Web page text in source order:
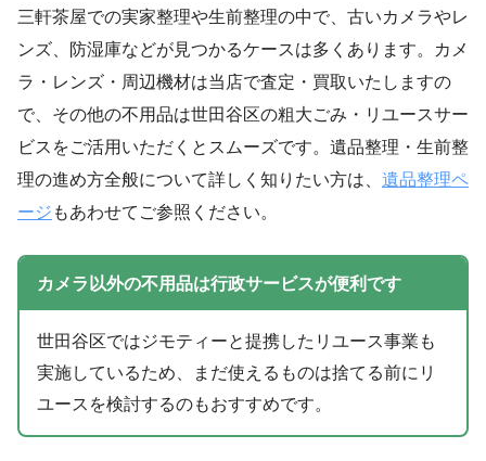
三軒茶屋での実家整理や生前整理の中で、古いカメラやレ
ンズ、防湿庫などが見つかるケースは多くあります。カメ
ラ・レンズ・周辺機材は当店で査定・買取いたしますの
で、その他の不用品は世田谷区の粗大ごみ・リユースサー
ビスをご活用いただくとスムーズです。遺品整理・生前整
理の進め方全般について詳しく知りたい方は、 遺品整理ペ
ージ もあわせてご参照ください。
カメラ以外の不用品は行政サービスが便利です
世田谷区ではジモティーと提携したリユース事業も
実施しているため、まだ使えるものは捨てる前にリ
ユースを検討するのもおすすめです。